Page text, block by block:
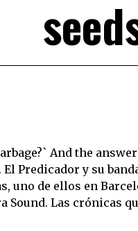
And the
Predicador y su
uno de ellos en
Sound. Las crónicas